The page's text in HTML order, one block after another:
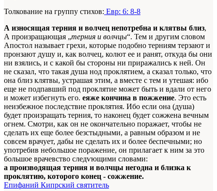
Толкование на группу стихов: Евр: 6: 8-8
А износящая терния и волчец непотребна и клятвы близ,
А произращающая „терния и волчцы“. Тем и другим словом
Апостол называет грехи, которые подобно терниям терзают и
пронзают душу и, как волчец, колют ее и ранят, откуда бы они
ни взялись, и с какой бы стороны ни приражались к ней. Он
не сказал, что такая душа нод проклятием, а сказал только, что
она близ клятвы, устрашая этим, a вместе с тем и утешая: ибо
еще не подпавший под проклятие может быть и вдали от него
и может избегнуть его. еяже кончина в пожжение. Это есть
неизбежное последствие проклятия. Ибо если она (душа)
будет произращать терния, то наконец будет сожжена вечным
огнем. Смотри, как он не окончательно поражает, чтобы не
сделать их еще более безстыдными, а равным образом и не
совсем врачует, дабы не сделать их и более беспечными; но
употребив небольшое поражение, он прилагает к ним за это
большое врачевство следѵющими словами:
а производящая терния и волчцы негодна и близка к
проклятию, которого конец - сожжение.
Епифаний Кипрский святитель